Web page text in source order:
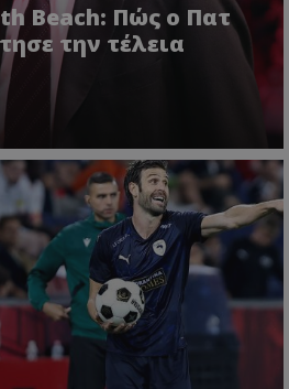
Beach: Πώς ο Πατ
την τέλεια